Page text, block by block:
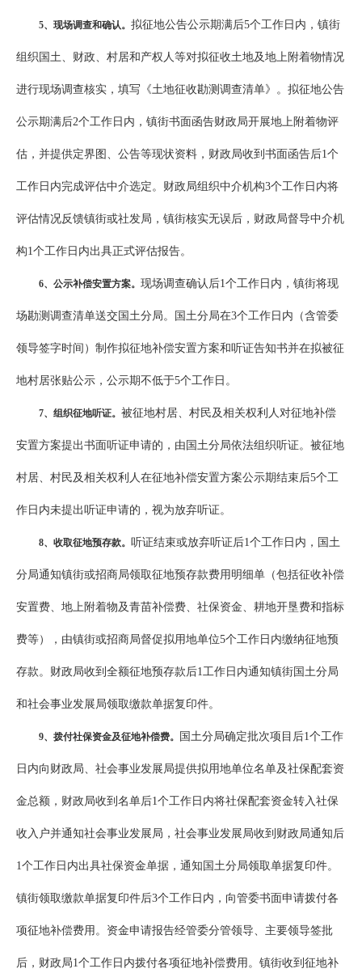
5、现场调查和确认。 拟征地公告公示期满后5个工作日内，镇街
组织国土、财政、村居和产权人等对拟征收土地及地上附着物情况
进行现场调查核实，填写《土地征收勘测调查清单》。拟征地公告
公示期满后2个工作日内，镇街书面函告财政局开展地上附着物评
估，并提供定界图、公告等现状资料，财政局收到书面函告后1个
工作日内完成评估中介选定。财政局组织中介机构3个工作日内将
评估情况反馈镇街或社发局，镇街核实无误后，财政局督导中介机
构1个工作日内出具正式评估报告。
6、公示补偿安置方案。 现场调查确认后1个工作日内，镇街将现
场勘测调查清单送交国土分局。国土分局在3个工作日内（含管委
领导签字时间）制作拟征地补偿安置方案和听证告知书并在拟被征
地村居张贴公示，公示期不低于5个工作日。
7、组织征地听证。 被征地村居、村民及相关权利人对征地补偿
安置方案提出书面听证申请的，由国土分局依法组织听证。被征地
村居、村民及相关权利人在征地补偿安置方案公示期结束后5个工
作日内未提出听证申请的，视为放弃听证。
8、收取征地预存款。 听证结束或放弃听证后1个工作日内，国土
分局通知镇街或招商局领取征地预存款费用明细单（包括征收补偿
安置费、地上附着物及青苗补偿费、社保资金、耕地开垦费和指标
费等），由镇街或招商局督促拟用地单位5个工作日内缴纳征地预
存款。财政局收到全额征地预存款后1工作日内通知镇街国土分局
和社会事业发展局领取缴款单据复印件。
9、拨付社保资金及征地补偿费。 国土分局确定批次项目后1个工作
日内向财政局、社会事业发展局提供拟用地单位名单及社保配套资
金总额，财政局收到名单后1个工作日内将社保配套资金转入社保
收入户并通知社会事业发展局，社会事业发展局收到财政局通知后
1个工作日内出具社保资金单据，通知国土分局领取单据复印件。
镇街领取缴款单据复印件后3个工作日内，向管委书面申请拨付各
项征地补偿费用。资金申请报告经管委分管领导、主要领导签批
后，财政局1个工作日内拨付各项征地补偿费用。镇街收到征地补